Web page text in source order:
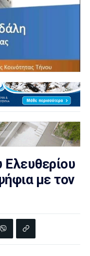
Ελευθερίου
με τον